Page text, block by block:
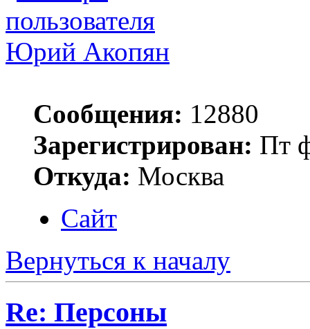
Юрий Акопян
Сообщения: 12880
Зарегистрирован: Пт
Откуда: Москва
Сайт
Вернуться к началу
Re: Персоны